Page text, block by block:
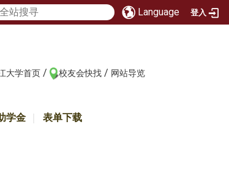
Language 登入
大学首页 / 校友会快找 / 网站导览
学金 表单下载